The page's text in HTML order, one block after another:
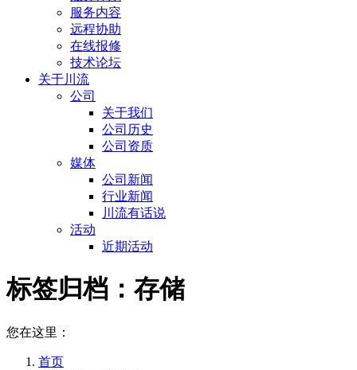
服务内容
远程协助
在线报修
技术论坛
关于川流
公司
关于我们
公司历史
公司资质
媒体
公司新闻
行业新闻
川流有话说
活动
近期活动
标签归档： 存储
您在这里：
首页